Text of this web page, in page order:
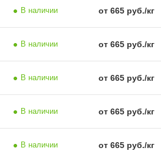
В наличии от 665 руб./кг
В наличии от 665 руб./кг
В наличии от 665 руб./кг
В наличии от 665 руб./кг
В наличии от 665 руб./кг